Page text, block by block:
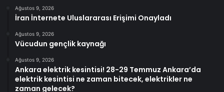
Ağustos 9, 2026
İran İnternete Uluslararası Erişimi Onayladı
Ağustos 9, 2026
Vücudun gençlik kaynağı
Ağustos 9, 2026
Ankara elektrik kesintisi! 28-29 Temmuz Ankara’da
elektrik kesintisi ne zaman bitecek, elektrikler ne
zaman gelecek?